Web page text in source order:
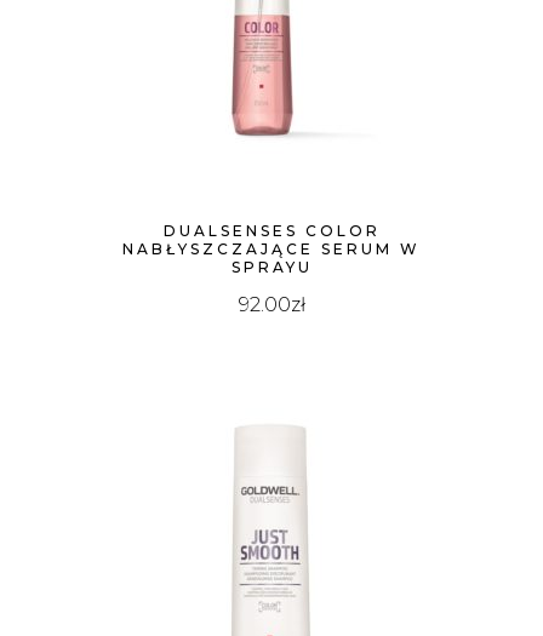
DUALSENSES COLOR
NABŁYSZCZAJĄCE SERUM W
SPRAYU
92.00zł